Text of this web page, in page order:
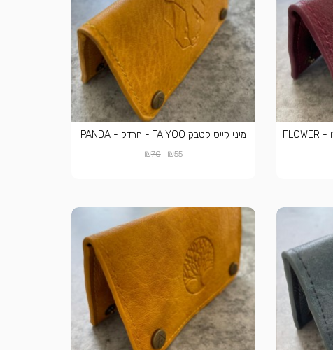
מיני קייס לטבק TAIYOO - בורדו - FLOWER
מיני קייס לטבק TAIYOO - חרדל - PANDA
₪55
₪70